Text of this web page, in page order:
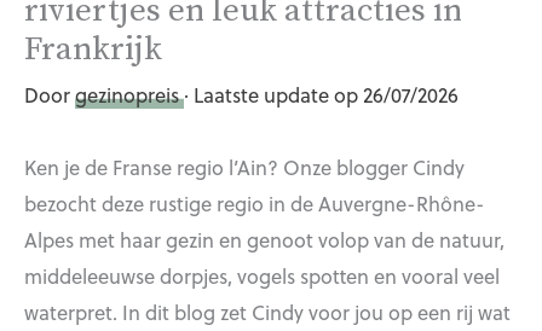
riviertjes en leuk attracties in
Frankrijk
Doorgezinopreis· Laatste update op 26/07/2026
Ken je de Franse regio l’Ain? Onze blogger Cindy
bezocht deze rustige regio in de Auvergne-Rhône-
Alpes met haar gezin en genoot volop van de natuur,
middeleeuwse dorpjes, vogels spotten en vooral veel
waterpret. In dit blog zet Cindy voor jou op een rij wat